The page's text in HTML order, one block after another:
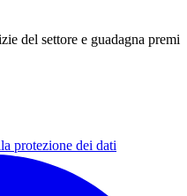
del settore e guadagna premi
protezione dei dati